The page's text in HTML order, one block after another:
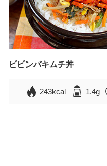
ビビンバキムチ丼
243kcal 1.4g